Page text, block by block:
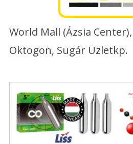
World Mall (Ázsia
Oktogon, Sugár Üzletkp.